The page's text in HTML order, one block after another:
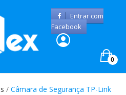
Entrar com
Facebook
0
Câmara de Segurança TP-Link